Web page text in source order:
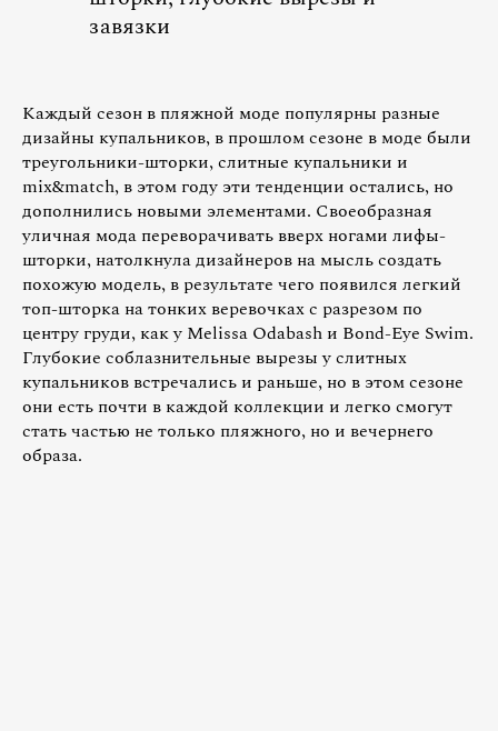
завязки
Каждый сезон в пляжной моде популярны разные
дизайны купальников, в прошлом сезоне в моде были
треугольники-шторки, слитные купальники и
mix&match, в этом году эти тенденции остались, но
дополнились новыми элементами. Своеобразная
уличная мода переворачивать вверх ногами лифы-
шторки, натолкнула дизайнеров на мысль создать
похожую модель, в результате чего появился легкий
топ-шторка на тонких веревочках с разрезом по
центру груди, как у Melissa Odabash и Bond-Eye Swim.
Глубокие соблазнительные вырезы у слитных
купальников встречались и раньше, но в этом сезоне
они есть почти в каждой коллекции и легко смогут
стать частью не только пляжного, но и вечернего
образа.